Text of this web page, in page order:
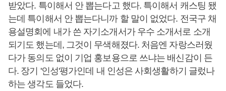
받았다. 특이해서 안 뽑는다고 했다. 특이해서 캐스팅 됐
는데 특이해서 안 뽑는다니까 할 말이 없었다. 전국구 채
용설명회에 내가 쓴 자기소개서가 우수 소개서로 소개
되기도 했는데, 그것이 무색해졌다. 처음엔 자랑스러웠
다가 동의도 없이 기업 홍보용으로 쓰냐는 배신감이 든
다. 장기 '인성'평가인데 내 인성은 사회생활하기 글렀나
하는 생각도 들었다.